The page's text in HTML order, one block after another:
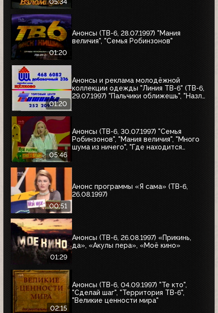
05:34
01:20
Анонсы (ТВ-6, 28.07.1997) "Мания
величия", "Семья Робинзонов"
01:20
Анонсы и реклама молодёжной
коллекции одежды "Линия ТВ-6" (ТВ-6,
29.07.1997) "Пальчики оближешь", "Назло
05:46
Анонсы (ТВ-6, 30.07.1997) "Семья
Робинзонов", "Мания величия", "Много
шума из ничего", "Где находится
00:51
Анонс программы «Я сама» (ТВ-6,
26.08.1997)
01:29
Анонсы (ТВ-6, 26.08.1997) «Прикинь,
да», «Акулы пера», «Моё кино»
02:15
Анонсы (ТВ-6, 04.09.1997) "Те кто",
"Сделай шаг", "Территория ТВ-6",
"Великие ценности мира"